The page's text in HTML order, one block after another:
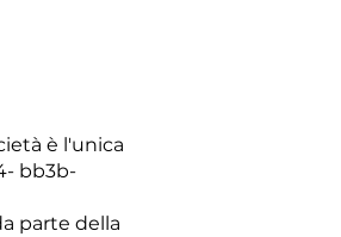
è l'unica
bb3b-
parte della